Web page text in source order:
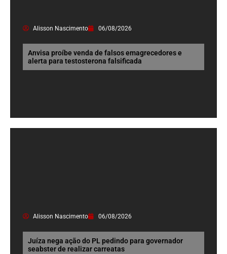
Alisson Nascimento 06/08/2026
Anvisa proíbe venda de falsos emagrecedores e
alerta para testosterona falsificada
Alisson Nascimento 06/08/2026
Juíza nega ação do PL pedindo para governador
seabster de realizar carreatas